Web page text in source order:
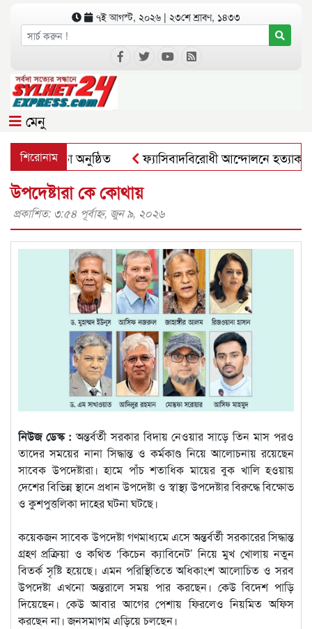
৭ই আগস্ট, ২০২৬ | ২৩শে শ্রাবণ, ১৪৩৩
মেনু
শিরোনাম
সভা অনুষ্ঠিত ফ্যাসিবাদবিরোধী আন্দোলনে হত্যাকাণ্ডের
উপদেষ্টারা কে কোথায়
প্রকাশিত: ৩:৫৪ পূর্বাহ্ণ, জুন ৯, ২০২৬
নিউজ ডেস্ক :অন্তর্বর্তী সরকার বিদায় নেওয়ার সাড়ে তিন মাস পরও
তাদের সময়ের নানা সিদ্ধান্ত ও কর্মকাণ্ড নিয়ে আলোচনায় রয়েছেন
সাবেক উপদেষ্টারা। হামে পাঁচ শতাধিক মায়ের বুক খালি হওয়ায়
দেশের বিভিন্ন স্থানে প্রধান উপদেষ্টা ও স্বাস্থ্য উপদেষ্টার বিরুদ্ধে বিক্ষোভ
ও কুশপুত্তলিকা দাহের ঘটনা ঘটছে।
কয়েকজন সাবেক উপদেষ্টা গণমাধ্যমে এসে অন্তর্বর্তী সরকারের সিদ্ধান্ত
গ্রহণ প্রক্রিয়া ও কথিত ‘কিচেন ক্যাবিনেট’ নিয়ে মুখ খোলায় নতুন
বিতর্ক সৃষ্টি হয়েছে। এমন পরিস্থিতিতে অধিকাংশ আলোচিত ও সরব
উপদেষ্টা এখনো অন্তরালে সময় পার করছেন। কেউ বিদেশ পাড়ি
দিয়েছেন। কেউ আবার আগের পেশায় ফিরলেও নিয়মিত অফিস
করছেন না। জনসমাগম এড়িয়ে চলছেন।